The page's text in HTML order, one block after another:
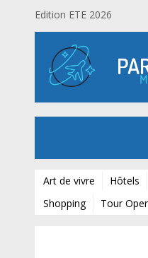
Edition ETE 2026
Art de vivre Hôtels
Shopping
Tour